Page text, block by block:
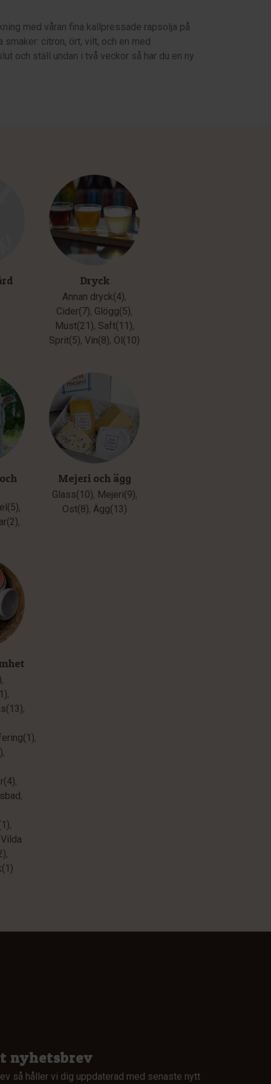
med våran fina kallpressade rapsolja på
citron, ört, vilt, och en med
och ställ undan i två veckor så har du en ny
Dryck
Annan dryck(4),
Cider(7), Glögg(5),
Must(21), Saft(11),
Sprit(5), Vin(8), Öl(10)
,
,
Mejeri och ägg
Glass(10), Mejeri(9),
Ost(8), Ägg(13)
,
,
,
,
,
,
,
,
Vilda
,
nyhetsbrev
så håller vi dig uppdaterad med senaste nytt